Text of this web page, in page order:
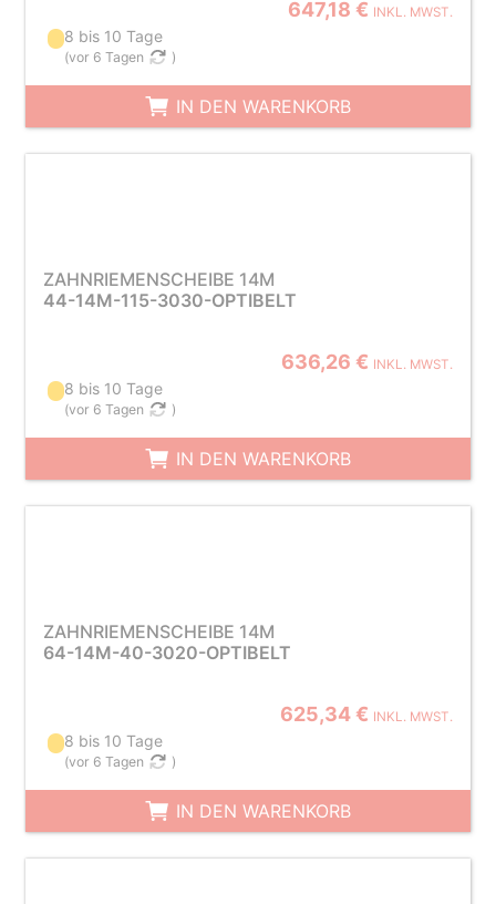
647,18 € INKL. MWST.
8 bis 10 Tage
(vor 6 Tagen )
IN DEN WARENKORB
ZAHNRIEMENSCHEIBE 14M
44-14M-115-3030-OPTIBELT
636,26 € INKL. MWST.
8 bis 10 Tage
(vor 6 Tagen )
IN DEN WARENKORB
ZAHNRIEMENSCHEIBE 14M
64-14M-40-3020-OPTIBELT
625,34 € INKL. MWST.
8 bis 10 Tage
(vor 6 Tagen )
IN DEN WARENKORB